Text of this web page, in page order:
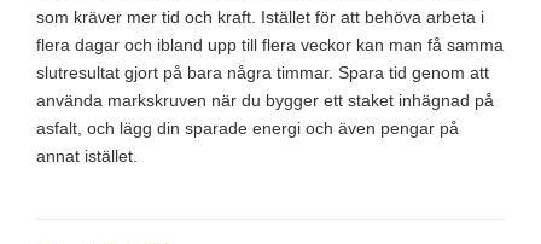
som kräver mer tid och kraft. Istället för att behöva arbeta i
flera dagar och ibland upp till flera veckor kan man få samma
slutresultat gjort på bara några timmar. Spara tid genom att
använda markskruven när du bygger ett staket inhägnad på
asfalt, och lägg din sparade energi och även pengar på
annat istället.